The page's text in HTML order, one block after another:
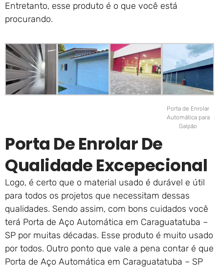
Entretanto, esse produto é o que você está
procurando.
Porta de Enrolar
Automática para
Galpão
Porta De Enrolar De
Qualidade Excepecional
Logo, é certo que o material usado é durável e útil
para todos os projetos que necessitam dessas
qualidades. Sendo assim, com bons cuidados você
terá Porta de Aço Automática em Caraguatatuba –
SP por muitas décadas. Esse produto é muito usado
por todos. Outro ponto que vale a pena contar é que
Porta de Aço Automática em Caraguatatuba – SP